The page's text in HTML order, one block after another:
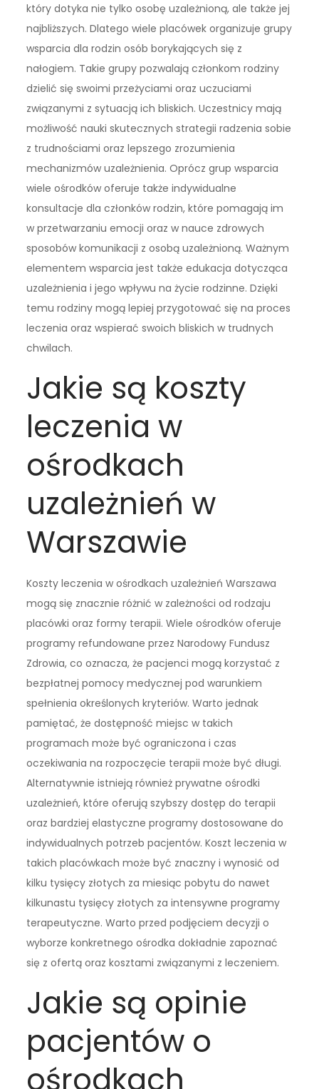
który dotyka nie tylko osobę uzależnioną, ale także jej
najbliższych. Dlatego wiele placówek organizuje grupy
wsparcia dla rodzin osób borykających się z
nałogiem. Takie grupy pozwalają członkom rodziny
dzielić się swoimi przeżyciami oraz uczuciami
związanymi z sytuacją ich bliskich. Uczestnicy mają
możliwość nauki skutecznych strategii radzenia sobie
z trudnościami oraz lepszego zrozumienia
mechanizmów uzależnienia. Oprócz grup wsparcia
wiele ośrodków oferuje także indywidualne
konsultacje dla członków rodzin, które pomagają im
w przetwarzaniu emocji oraz w nauce zdrowych
sposobów komunikacji z osobą uzależnioną. Ważnym
elementem wsparcia jest także edukacja dotycząca
uzależnienia i jego wpływu na życie rodzinne. Dzięki
temu rodziny mogą lepiej przygotować się na proces
leczenia oraz wspierać swoich bliskich w trudnych
chwilach.
Jakie są koszty
leczenia w
ośrodkach
uzależnień w
Warszawie
Koszty leczenia w ośrodkach uzależnień Warszawa
mogą się znacznie różnić w zależności od rodzaju
placówki oraz formy terapii. Wiele ośrodków oferuje
programy refundowane przez Narodowy Fundusz
Zdrowia, co oznacza, że pacjenci mogą korzystać z
bezpłatnej pomocy medycznej pod warunkiem
spełnienia określonych kryteriów. Warto jednak
pamiętać, że dostępność miejsc w takich
programach może być ograniczona i czas
oczekiwania na rozpoczęcie terapii może być długi.
Alternatywnie istnieją również prywatne ośrodki
uzależnień, które oferują szybszy dostęp do terapii
oraz bardziej elastyczne programy dostosowane do
indywidualnych potrzeb pacjentów. Koszt leczenia w
takich placówkach może być znaczny i wynosić od
kilku tysięcy złotych za miesiąc pobytu do nawet
kilkunastu tysięcy złotych za intensywne programy
terapeutyczne. Warto przed podjęciem decyzji o
wyborze konkretnego ośrodka dokładnie zapoznać
się z ofertą oraz kosztami związanymi z leczeniem.
Jakie są opinie
pacjentów o
ośrodkach